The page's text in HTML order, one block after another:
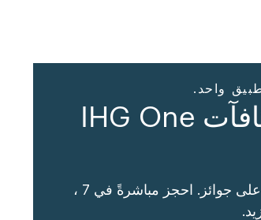
واحد.
تطبيق برنامج المكافآت IHG One
سهّل سفرك من خلال تطبيقنا الحائز على جوائز. احجز مباشرةً في 7 ،